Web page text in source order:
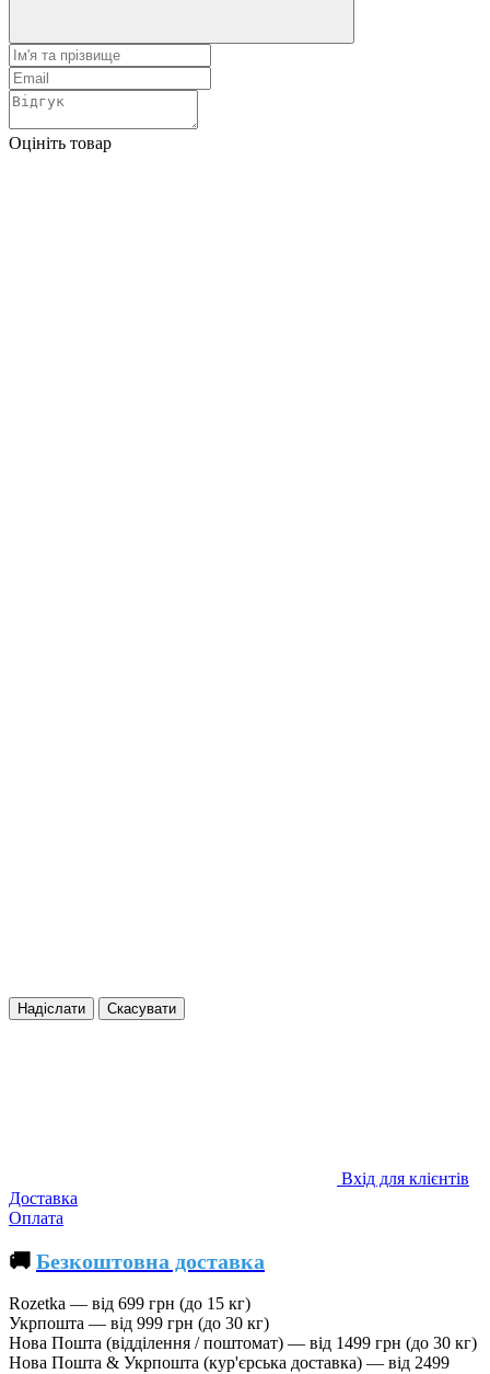
Оцініть товар
Надіслати Скасувати
Вхід для клієнтів
Доставка
Оплата
🚚 Безкоштовна доставка
Rozetka — від 699 грн (до 15 кг)
Укрпошта — від 999 грн (до 30 кг)
Нова Пошта (відділення / поштомат) — від 1499 грн (до 30 кг)
Нова Пошта & Укрпошта (кур'єрська доставка) — від 2499